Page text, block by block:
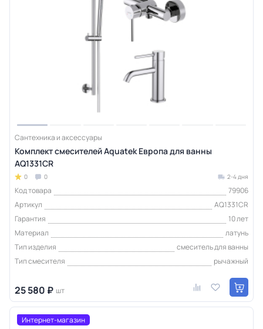
Сантехника и аксессуары
Комплект смесителей Aquatek Европа для ванны
AQ1331CR
0 0 2-4 дня
Код товара
79906
Артикул
AQ1331CR
Гарантия
10 лет
Материал
латунь
Тип изделия
смеситель для ванны
Тип смесителя
рычажный
25 580 ₽ шт
Интернет-магазин